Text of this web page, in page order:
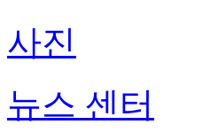
사진
뉴스 센터